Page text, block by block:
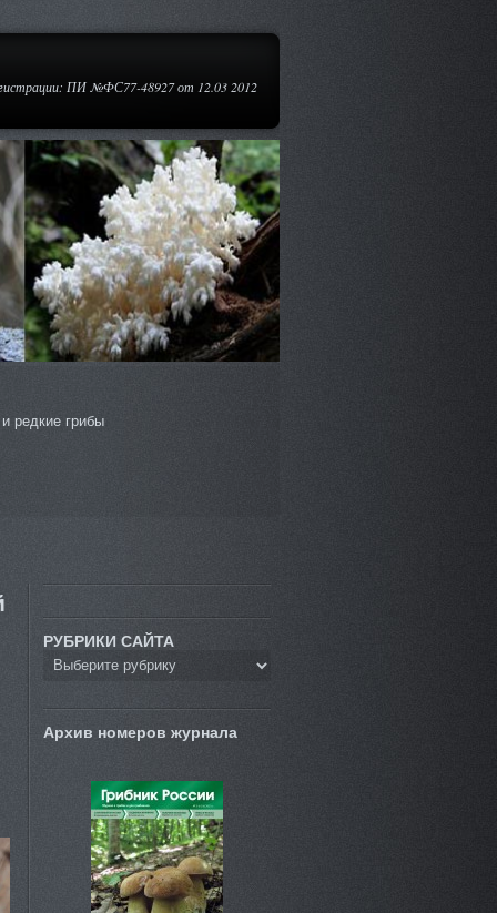
ПИ №ФС77-48927 от 12.03 2012
редкие грибы
РУБРИКИ САЙТА
Архив номеров журнала